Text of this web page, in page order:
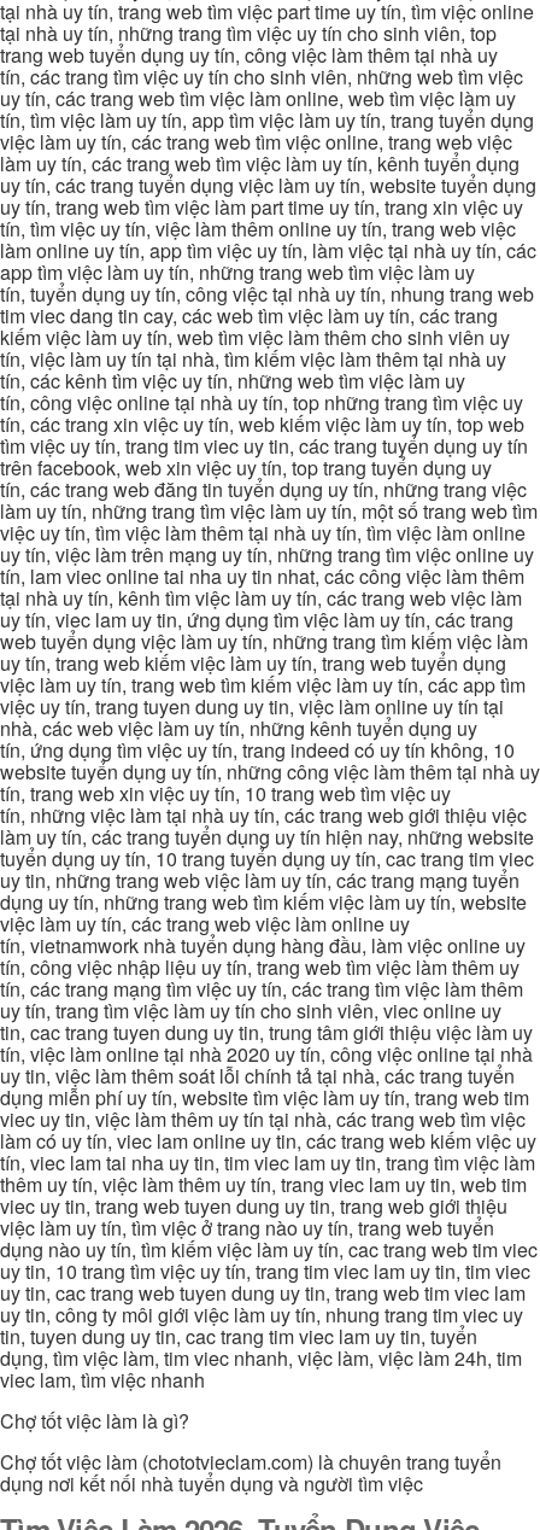
tại nhà uy tín, trang web tìm việc part time uy tín, tìm việc online
tại nhà uy tín, những trang tìm việc uy tín cho sinh viên, top
trang web tuyển dụng uy tín, công việc làm thêm tại nhà uy
tín, các trang tìm việc uy tín cho sinh viên, những web tìm việc
uy tín, các trang web tìm việc làm online, web tìm việc làm uy
tín, tìm việc làm uy tín, app tìm việc làm uy tín, trang tuyển dụng
việc làm uy tín, các trang web tìm việc online, trang web việc
làm uy tín, các trang web tìm việc làm uy tín, kênh tuyển dụng
uy tín, các trang tuyển dụng việc làm uy tín, website tuyển dụng
uy tín, trang web tìm việc làm part time uy tín, trang xin việc uy
tín, tìm việc uy tín, việc làm thêm online uy tín, trang web việc
làm online uy tín, app tìm việc uy tín, làm việc tại nhà uy tín, các
app tìm việc làm uy tín, những trang web tìm việc làm uy
tín, tuyển dụng uy tín, công việc tại nhà uy tín, nhung trang web
tim viec dang tin cay, các web tìm việc làm uy tín, các trang
kiếm việc làm uy tín, web tìm việc làm thêm cho sinh viên uy
tín, việc làm uy tín tại nhà, tìm kiếm việc làm thêm tại nhà uy
tín, các kênh tìm việc uy tín, những web tìm việc làm uy
tín, công việc online tại nhà uy tín, top những trang tìm việc uy
tín, các trang xin việc uy tín, web kiếm việc làm uy tín, top web
tìm việc uy tín, trang tim viec uy tin, các trang tuyển dụng uy tín
trên facebook, web xin việc uy tín, top trang tuyển dụng uy
tín, các trang web đăng tin tuyển dụng uy tín, những trang việc
làm uy tín, những trang tìm việc làm uy tín, một số trang web tìm
việc uy tín, tìm việc làm thêm tại nhà uy tín, tìm việc làm online
uy tín, việc làm trên mạng uy tín, những trang tìm việc online uy
tín, lam viec online tai nha uy tin nhat, các công việc làm thêm
tại nhà uy tín, kênh tìm việc làm uy tín, các trang web việc làm
uy tín, viec lam uy tin, ứng dụng tìm việc làm uy tín, các trang
web tuyển dụng việc làm uy tín, những trang tìm kiếm việc làm
uy tín, trang web kiếm việc làm uy tín, trang web tuyển dụng
việc làm uy tín, trang web tìm kiếm việc làm uy tín, các app tìm
việc uy tín, trang tuyen dung uy tin, việc làm online uy tín tại
nhà, các web việc làm uy tín, những kênh tuyển dụng uy
tín, ứng dụng tìm việc uy tín, trang indeed có uy tín không, 10
website tuyển dụng uy tín, những công việc làm thêm tại nhà uy
tín, trang web xin việc uy tín, 10 trang web tìm việc uy
tín, những việc làm tại nhà uy tín, các trang web giới thiệu việc
làm uy tín, các trang tuyển dụng uy tín hiện nay, những website
tuyển dụng uy tín, 10 trang tuyển dụng uy tín, cac trang tim viec
uy tin, những trang web việc làm uy tín, các trang mạng tuyển
dụng uy tín, những trang web tìm kiếm việc làm uy tín, website
việc làm uy tín, các trang web việc làm online uy
tín, vietnamwork nhà tuyển dụng hàng đầu, làm việc online uy
tín, công việc nhập liệu uy tín, trang web tìm việc làm thêm uy
tín, các trang mạng tìm việc uy tín, các trang tìm việc làm thêm
uy tín, trang tìm việc làm uy tín cho sinh viên, viec online uy
tin, cac trang tuyen dung uy tin, trung tâm giới thiệu việc làm uy
tín, việc làm online tại nhà 2020 uy tín, công việc online tại nhà
uy tin, việc làm thêm soát lỗi chính tả tại nhà, các trang tuyển
dụng miễn phí uy tín, website tìm việc làm uy tín, trang web tim
viec uy tin, việc làm thêm uy tín tại nhà, các trang web tìm việc
làm có uy tín, viec lam online uy tin, các trang web kiếm việc uy
tín, viec lam tai nha uy tin, tim viec lam uy tin, trang tìm việc làm
thêm uy tín, việc làm thêm uy tín, trang viec lam uy tin, web tim
viec uy tin, trang web tuyen dung uy tin, trang web giới thiệu
việc làm uy tín, tìm việc ở trang nào uy tín, trang web tuyển
dụng nào uy tín, tìm kiếm việc làm uy tín, cac trang web tim viec
uy tin, 10 trang tìm việc uy tín, trang tim viec lam uy tin, tim viec
uy tin, cac trang web tuyen dung uy tin, trang web tim viec lam
uy tin, công ty môi giới việc làm uy tín, nhung trang tim viec uy
tin, tuyen dung uy tin, cac trang tim viec lam uy tin, tuyển
dụng, tìm việc làm, tim viec nhanh, việc làm, việc làm 24h, tim
viec lam, tìm việc nhanh
Chợ tốt việc làm là gì?
Chợ tốt việc làm (chototvieclam.com) là chuyên trang tuyển
dụng nơi kết nối nhà tuyển dụng và người tìm việc